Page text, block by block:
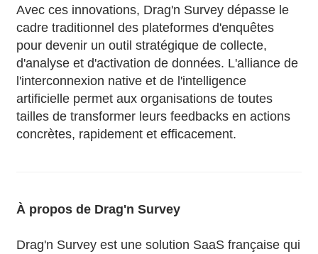
Avec ces innovations, Drag'n Survey dépasse le
cadre traditionnel des plateformes d'enquêtes
pour devenir un outil stratégique de collecte,
d'analyse et d'activation de données. L'alliance de
l'interconnexion native et de l'intelligence
artificielle permet aux organisations de toutes
tailles de transformer leurs feedbacks en actions
concrètes, rapidement et efficacement.
À propos de Drag'n Survey
Drag'n Survey est une solution SaaS française qui